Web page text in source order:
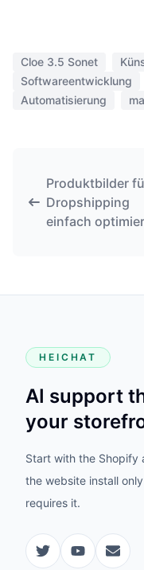
Cloe 3.5 Sonet
Softwareentwicklung
Automatisierung
Produktbilder
Dropshipping
einfach
HEICHAT
AI support
your
Start with the Shopify
the website install
requires it.